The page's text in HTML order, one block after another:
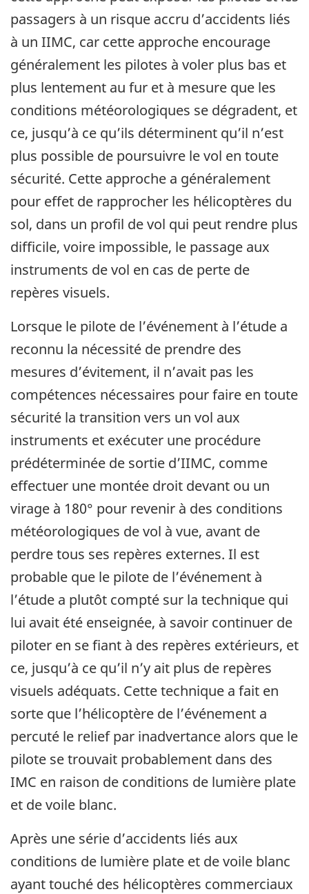
passagers à un risque accru d’accidents liés
à un IIMC, car cette approche encourage
généralement les pilotes à voler plus bas et
plus lentement au fur et à mesure que les
conditions météorologiques se dégradent, et
ce, jusqu’à ce qu’ils déterminent qu’il n’est
plus possible de poursuivre le vol en toute
sécurité. Cette approche a généralement
pour effet de rapprocher les hélicoptères du
sol, dans un profil de vol qui peut rendre plus
difficile, voire impossible, le passage aux
instruments de vol en cas de perte de
repères visuels.
Lorsque le pilote de l’événement à l’étude a
reconnu la nécessité de prendre des
mesures d’évitement, il n’avait pas les
compétences nécessaires pour faire en toute
sécurité la transition vers un vol aux
instruments et exécuter une procédure
prédéterminée de sortie d’IIMC, comme
effectuer une montée droit devant ou un
virage à 180° pour revenir à des conditions
météorologiques de vol à vue, avant de
perdre tous ses repères externes. Il est
probable que le pilote de l’événement à
l’étude a plutôt compté sur la technique qui
lui avait été enseignée, à savoir continuer de
piloter en se fiant à des repères extérieurs, et
ce, jusqu’à ce qu’il n’y ait plus de repères
visuels adéquats. Cette technique a fait en
sorte que l’hélicoptère de l’événement a
percuté le relief par inadvertance alors que le
pilote se trouvait probablement dans des
IMC en raison de conditions de lumière plate
et de voile blanc.
Après une série d’accidents liés aux
conditions de lumière plate et de voile blanc
ayant touché des hélicoptères commerciaux